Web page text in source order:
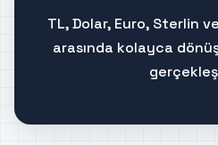
TL, Dolar, Euro, Sterlin
arasında kolayca